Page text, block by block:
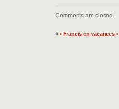
Comments are closed.
« • Francis en vacances •